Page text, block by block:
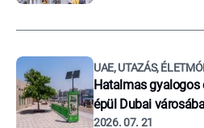
UAE, UTAZÁS,
Hatalmas gyalogos
épül Dubai
2026. 07. 21